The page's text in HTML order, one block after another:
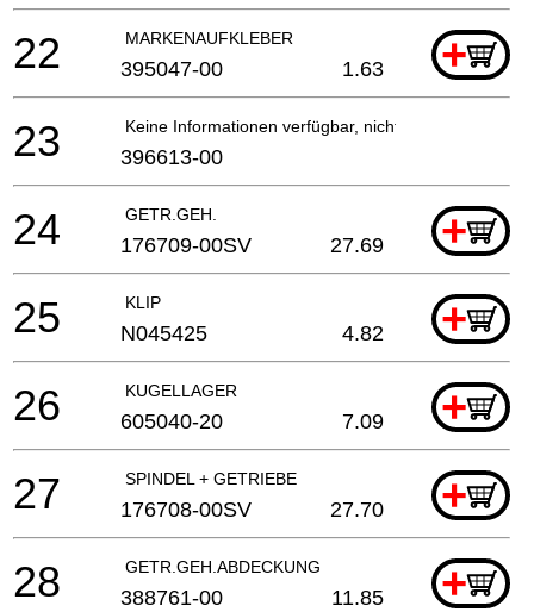
MARKENAUFKLEBER +
22 395047-00 1.63
Keine Informationen verfügbar, nicht bestellbar
23 396613-00
GETR.GEH. +
24 176709-00SV 27.69
KLIP +
25 N045425 4.82
KUGELLAGER +
26 605040-20 7.09
SPINDEL + GETRIEBE +
27 176708-00SV 27.70
GETR.GEH.ABDECKUNG +
28 388761-00 11.85